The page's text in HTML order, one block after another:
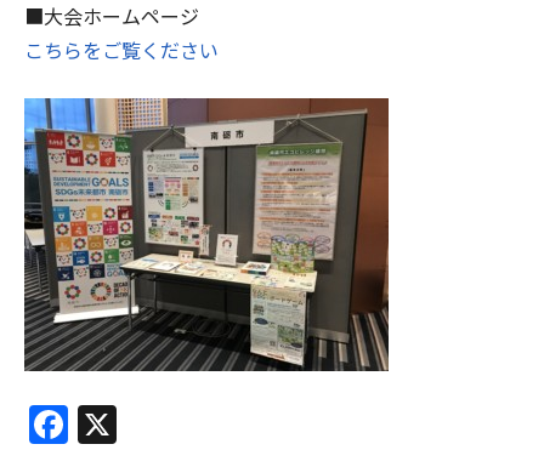
■大会ホームページ
こちらをご覧ください
Facebook